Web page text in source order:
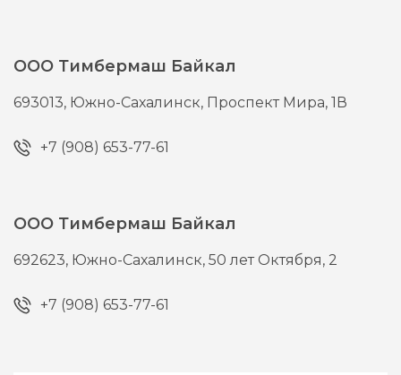
ООО Тимбермаш Байкал
693013, Южно-Сахалинск, Проспект Мира, 1В
+7 (908) 653-77-61
ООО Тимбермаш Байкал
692623, Южно-Сахалинск,50 лет Октября, 2
+7 (908) 653-77-61